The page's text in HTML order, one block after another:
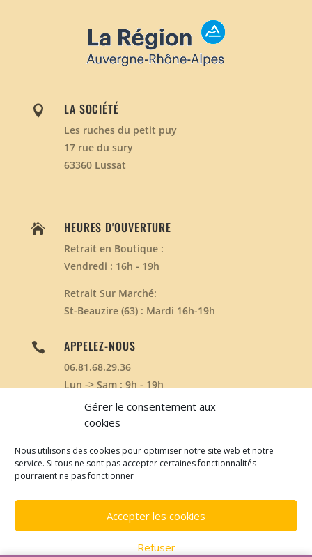
Gérer le consentement aux
cookies
Nous utilisons des cookies pour optimiser notre site web et notre
service. Si tous ne sont pas accepter certaines fonctionnalités
pourraient ne pas fonctionner
Accepter les cookies
Refuser
 LA SOCIÉTÉ
Les ruches du petit puy
17 rue du sury
63360 Lussat
 HEURES D'OUVERTURE
Retrait en Boutique :
Vendredi : 16h - 19h
Retrait Sur Marché:
St-Beauzire (63) : Mardi 16h-19h
 APPELEZ-NOUS
06.81.68.29.36
Lun -> Sam : 9h - 19h
Dim : Non Disponible
Développé parwww.clicnstart.com